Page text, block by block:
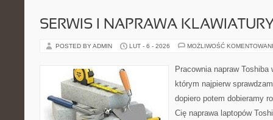
SERWIS I NAPRAWA
POSTED BY ADMIN LUT - 6 - 2026 MOŻLIWOŚĆ
Pracownia napraw
którym najpierw
dopiero potem dobieramy
Cię naprawa laptopów